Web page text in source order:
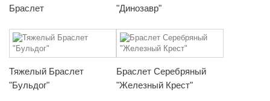
Браслет
"Динозавр"
Тяжелый Браслет
"Бульдог"
Браслет Серебряный
"Железный Крест"